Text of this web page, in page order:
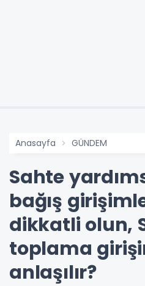
Anasayfa GÜNDEM
Sahte
bağış
dikkatli olun,
toplama
anlaşılır?